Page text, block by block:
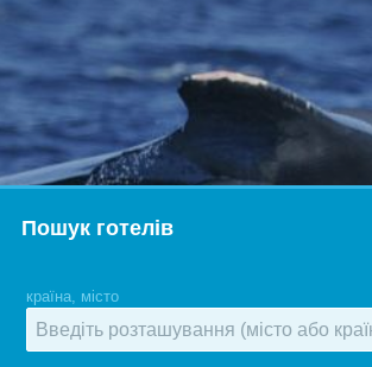
Пошук готелів
країна, місто